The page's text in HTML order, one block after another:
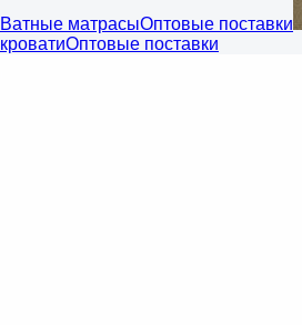
Ватные матрасыОптовые поставки
кроватиОптовые поставки